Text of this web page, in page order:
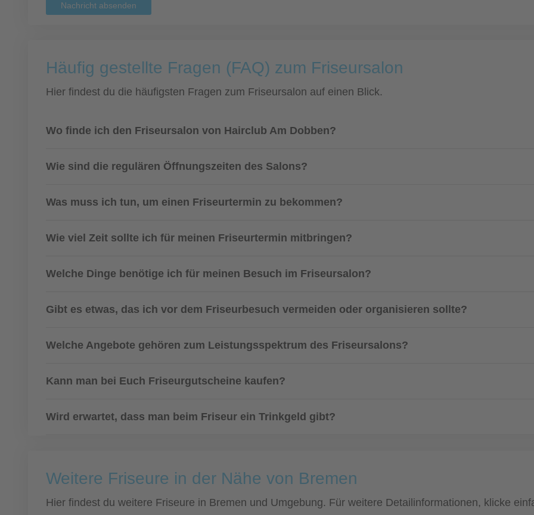
Nachricht absenden
Häufig gestellte Fragen (FAQ) zum Friseursalon
Hier findest du die häufigsten Fragen zum Friseursalon auf einen Blick.
Wo finde ich den Friseursalon von Hairclub Am Dobben?
Wie sind die regulären Öffnungszeiten des Salons?
Was muss ich tun, um einen Friseurtermin zu bekommen?
Wie viel Zeit sollte ich für meinen Friseurtermin mitbringen?
Welche Dinge benötige ich für meinen Besuch im Friseursalon?
Gibt es etwas, das ich vor dem Friseurbesuch vermeiden oder organisieren sollte?
Welche Angebote gehören zum Leistungsspektrum des Friseursalons?
Kann man bei Euch Friseurgutscheine kaufen?
Wird erwartet, dass man beim Friseur ein Trinkgeld gibt?
Weitere Friseure in der Nähe von Bremen
Hier findest du weitere Friseure in Bremen und Umgebung. Für weitere Detailinformationen, klicke